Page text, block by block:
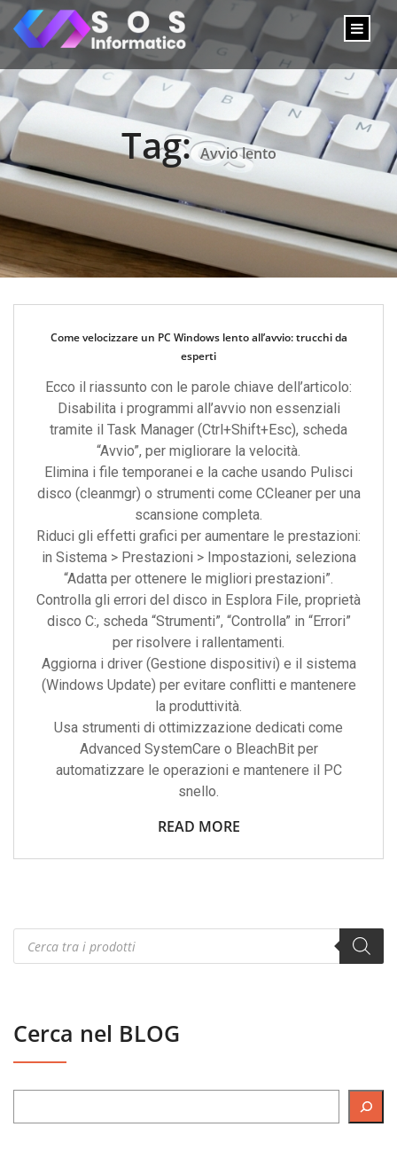
Tag:Avvio lento
Come velocizzare un PC Windows lento all’avvio: trucchi da
esperti
Ecco il riassunto con le parole chiave dell’articolo:
Disabilita i programmi all’avvio non essenziali
tramite il Task Manager (Ctrl+Shift+Esc), scheda
“Avvio”, per migliorare la velocità.
Elimina i file temporanei e la cache usando Pulisci
disco (cleanmgr) o strumenti come CCleaner per una
scansione completa.
Riduci gli effetti grafici per aumentare le prestazioni:
in Sistema > Prestazioni > Impostazioni, seleziona
“Adatta per ottenere le migliori prestazioni”.
Controlla gli errori del disco in Esplora File, proprietà
disco C:, scheda “Strumenti”, “Controlla” in “Errori”
per risolvere i rallentamenti.
Aggiorna i driver (Gestione dispositivi) e il sistema
(Windows Update) per evitare conflitti e mantenere
la produttività.
Usa strumenti di ottimizzazione dedicati come
Advanced SystemCare o BleachBit per
automatizzare le operazioni e mantenere il PC
snello.
READ MORE
Products
search
Cerca nel BLOG